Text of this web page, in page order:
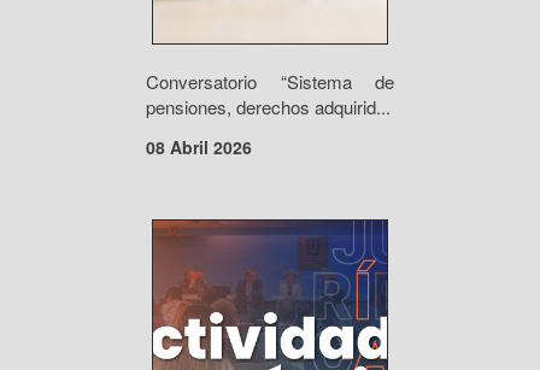
Conversatorio “Sistema de
pensiones, derechos adquirid...
08 Abril 2026